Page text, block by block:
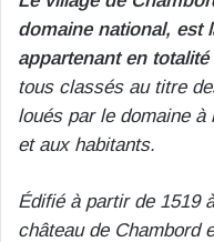
domaine national, est
appartenant en totalité
tous classés au titre
loués par le domaine
et aux habitants.
Édifié à partir de 1519
château de Chambord